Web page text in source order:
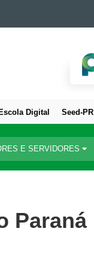
Escola Digital Seed-PR
E SERVIDORES
Paraná